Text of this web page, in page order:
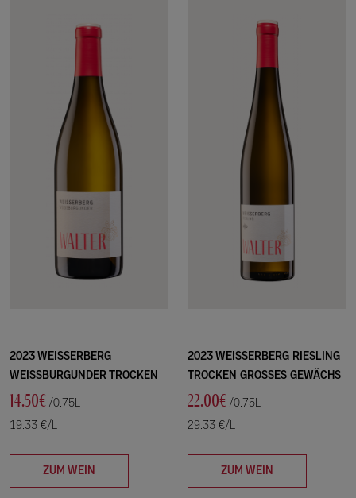
2023 WEISSERBERG
WEISSBURGUNDER TROCKEN
14.50€ /0.75L
19.33 €/L
ZUM WEIN
2023 WEISSERBERG RIESLING
TROCKEN GROSSES GEWÄCHS
22.00€ /0.75L
29.33 €/L
ZUM WEIN